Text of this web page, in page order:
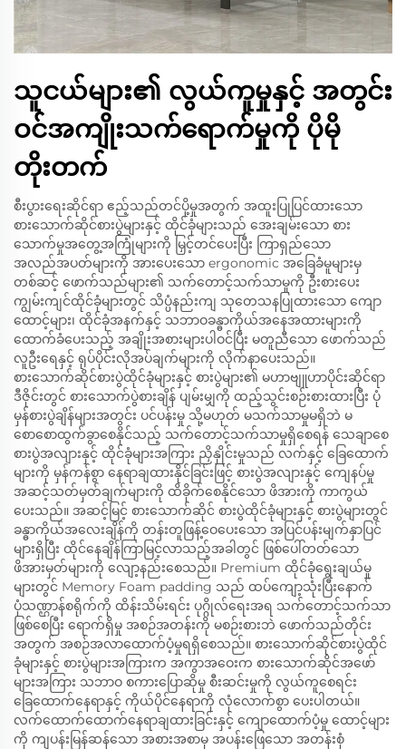
သူငယ်များ၏ လွယ်ကူမှုနှင့် အတွင်း
ဝင်အကျိုးသက်ရောက်မှုကို ပိုမို
တိုးတက်
စီးပွားရေးဆိုင်ရာ ဧည့်သည်တင်ပို့မှုအတွက် အထူးပြုပြင်ထားသော
စားသောက်ဆိုင်စားပွဲများနှင့် ထိုင်ခုံများသည် အေးချမ်းသော စား
သောက်မှုအတွေ့အကြုံများကို မြှင့်တင်ပေးပြီး ကြာရှည်သော
အလည်အပတ်များကို အားပေးသော ergonomic အခြေခံမူများမှ
တစ်ဆင့် ဖောက်သည်များ၏ သက်တောင့်သက်သာမှုကို ဦးစားပေး
ကျွမ်းကျင်ထိုင်ခုံများတွင် သိပ္ပံနည်းကျ သုတေသနပြုထားသော ကျော
ထောင့်များ၊ ထိုင်ခုံအနက်နှင့် သဘာဝခန္ဓာကိုယ်အနေအထားများကို
ထောက်ခံပေးသည့် အချိုးအစားများပါဝင်ပြီး မတူညီသော ဖောက်သည်
လူဦးရေနှင့် ရုပ်ပိုင်းလိုအပ်ချက်များကို လိုက်နာပေးသည်။
စားသောက်ဆိုင်စားပွဲထိုင်ခုံများနှင့် စားပွဲများ၏ မဟာဗျူဟာပိုင်းဆိုင်ရာ
ဒီဇိုင်းတွင် စားသောက်ပွဲစားချိန် ပျမ်းမျှကို ထည့်သွင်းစဉ်းစားထားပြီး ပုံ
မှန်စားပွဲချိန်များအတွင်း ပင်ပန်းမှု သို့မဟုတ် မသက်သာမှုမရှိဘဲ မ
စောစောထွက်ခွာစေနိုင်သည့် သက်တောင့်သက်သာမှုရှိစေရန် သေချာစေ
စားပွဲအလျားနှင့် ထိုင်ခုံများအကြား ညှိနှိုင်းမှုသည် လက်နှင့် ခြေထောက်
များကို မှန်ကန်စွာ နေရာချထားနိုင်ခြင်းဖြင့် စားပွဲအလျားနှင့် ကျေနပ်မှု
အဆင့်သတ်မှတ်ချက်များကို ထိခိုက်စေနိုင်သော ဖိအားကို ကာကွယ်
ပေးသည်။ အဆင့်မြင့် စားသောက်ဆိုင် စားပွဲထိုင်ခုံများနှင့် စားပွဲများတွင်
ခန္ဓာကိုယ်အလေးချိန်ကို တန်းတူဖြန့်ဝေပေးသော အပြင်ပန်းမျက်နှာပြင်
များရှိပြီး ထိုင်နေချိန်ကြာမြင့်လာသည့်အခါတွင် ဖြစ်ပေါ်တတ်သော
ဖိအားမှတ်များကို လျော့နည်းစေသည်။ Premium ထိုင်ခုံရွေးချယ်မှု
များတွင် Memory Foam padding သည် ထပ်ကျော့သုံးပြီးနောက်
ပုံသဏ္ဌာန်စရိုက်ကို ထိန်းသိမ်းရင်း ပုဂ္ဂိုလ်ရေးအရ သက်တောင့်သက်သာ
ဖြစ်စေပြီး ရောက်ရှိမှု အစဉ်အတန်းကို မစဉ်းစားဘဲ ဖောက်သည်တိုင်း
အတွက် အစဉ်အလာထောက်ပံ့မှုရရှိစေသည်။ စားသောက်ဆိုင်စားပွဲထိုင်
ခုံများနှင့် စားပွဲများအကြားက အကွာအဝေးက စားသောက်ဆိုင်အဖော်
များအကြား သဘာဝ စကားပြောဆိုမှု စီးဆင်းမှုကို လွယ်ကူစေရင်း
ခြေထောက်နေရာနှင့် ကိုယ်ပိုင်နေရာကို လုံလောက်စွာ ပေးပါတယ်။
လက်ထောက်ထောက်နေရာချထားခြင်းနှင့် ကျောထောက်ပံ့မှု ထောင့်များ
ကို ကျပန်းမြန်ဆန်သော အစားအစာမှ အပန်းဖြေသော အတန်းစုံ